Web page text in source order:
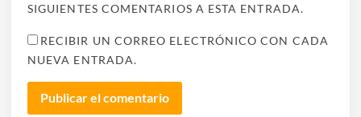
SIGUIENTES COMENTARIOS A ESTA ENTRADA.
RECIBIR UN CORREO ELECTRÓNICO CON CADA
NUEVA ENTRADA.